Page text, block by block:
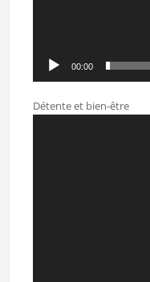
00:00
Détente et bien-être